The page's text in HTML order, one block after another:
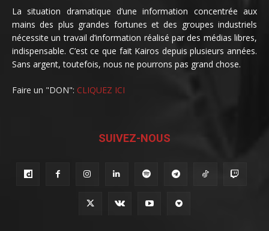
La situation dramatique d’une information concentrée aux
mains des plus grandes fortunes et des groupes industriels
nécessite un travail d’information réalisé par des médias libres,
indispensable. C’est ce que fait Kairos depuis plusieurs années.
Sans argent, toutefois, nous ne pourrons pas grand chose.
Faire un "DON": CLIQUEZ ICI
SUIVEZ-NOUS